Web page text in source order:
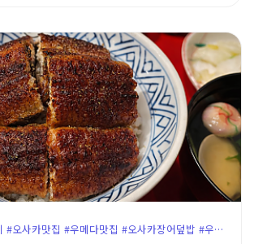
#스미야키우나후지 #오사카맛집 #우메다맛집 #오사카장어덮밥 #우메다장어덮밥 #오사카히츠마부시 #우메키타공원맛집 #오사카로컬맛집 #오사카고급맛집 #우메다우나후지 #오사카여행코스